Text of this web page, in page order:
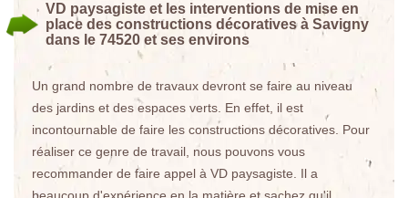
VD paysagiste et les interventions de mise en
place des constructions décoratives à Savigny
dans le 74520 et ses environs
Un grand nombre de travaux devront se faire au niveau
des jardins et des espaces verts. En effet, il est
incontournable de faire les constructions décoratives. Pour
réaliser ce genre de travail, nous pouvons vous
recommander de faire appel à VD paysagiste. Il a